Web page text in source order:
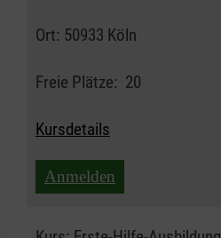
Ort: 50933 Köln
Freie Plätze: 20
Kursdetails
Anmelden